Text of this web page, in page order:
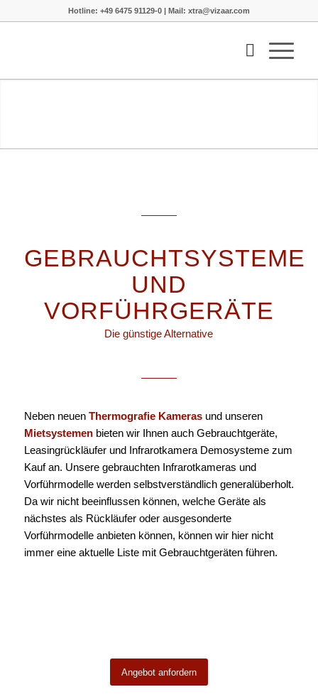
Hotline: +49 6475 91129-0 | Mail: xtra@vizaar.com
GEBRAUCHTSYSTEME
UND
VORFÜHRGERÄTE
Die günstige Alternative
Neben neuenThermografie Kamerasund unseren
Mietsystemenbieten wir Ihnen auch Gebrauchtgeräte,
Leasingrückläufer und Infrarotkamera Demosysteme zum
Kauf an. Unsere gebrauchten Infrarotkameras und
Vorführmodelle werden selbstverständlich generalüberholt.
Da wir nicht beeinflussen können, welche Geräte als
nächstes als Rückläufer oder ausgesonderte
Vorführmodelle anbieten können, können wir hier nicht
immer eine aktuelle Liste mit Gebrauchtgeräten führen.
Angebot anfordern